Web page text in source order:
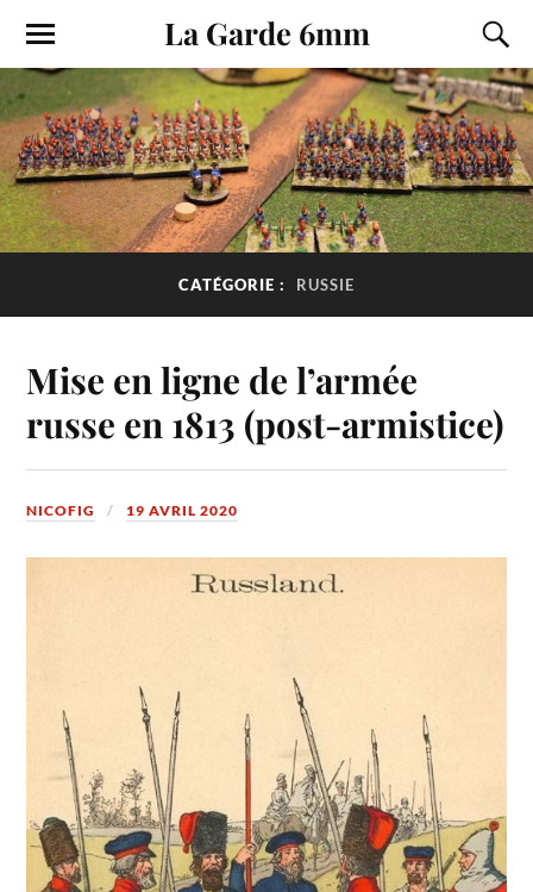
La Garde 6mm
CATÉGORIE : RUSSIE
Mise en ligne de l’armée
russe en 1813 (post-armistice)
NICOFIG 19 AVRIL 2020